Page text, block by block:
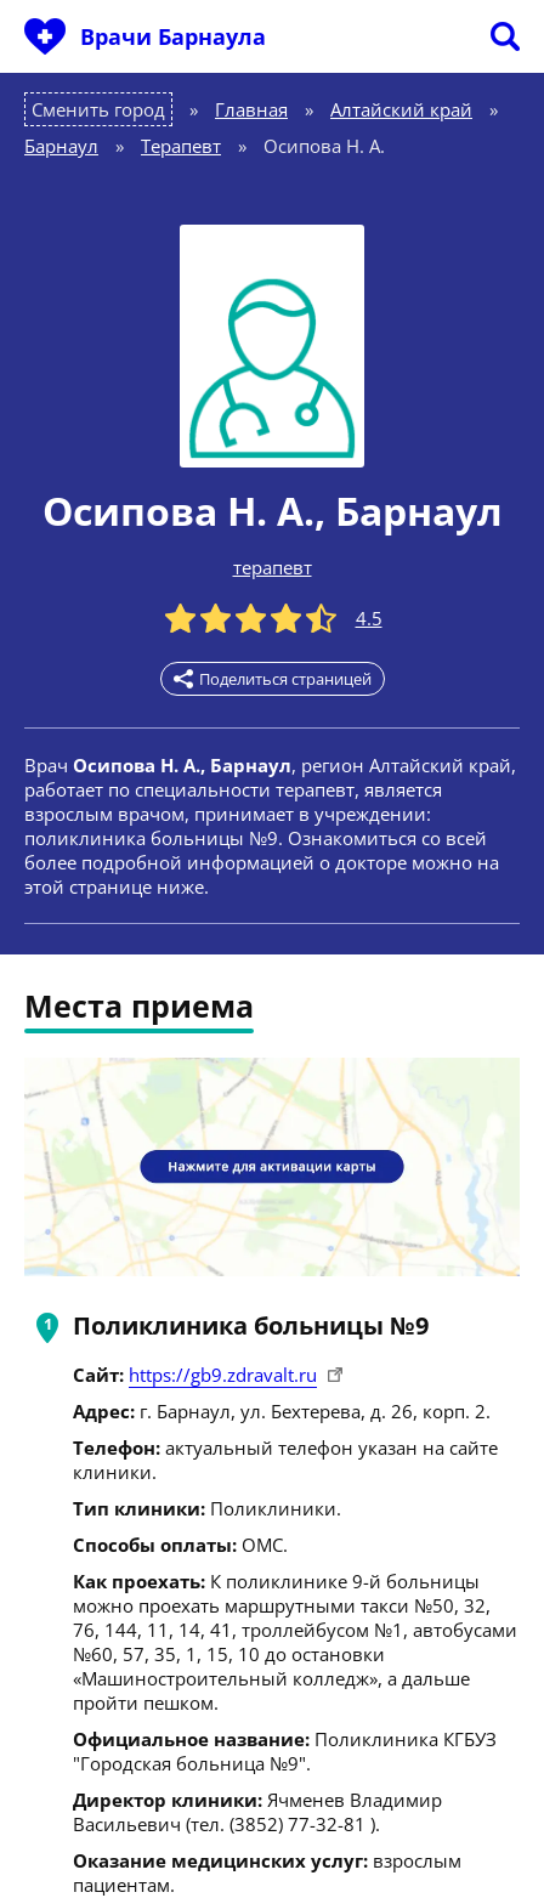
Врачи Барнаула
Сменить город Главная » Алтайский край
»
Барнаул
» Терапевт » Осипова Н. А.
Осипова Н. А., Барнаул
терапевт
4.5
Поделиться страницей
Врач Осипова Н. А., Барнаул, регион Алтайский край,
работает по специальности терапевт, является
взрослым врачом, принимает в учреждении:
поликлиника больницы №9. Ознакомиться со всей
более подробной информацией о докторе можно на
этой странице ниже.
Места приема
Поликлиника больницы №9
Сайт: https://gb9.zdravalt.ru
Адрес: г. Барнаул, ул. Бехтерева, д. 26, корп. 2.
Телефон: актуальный телефон указан на сайте
клиники.
Тип клиники: Поликлиники.
Способы оплаты: ОМС.
Как проехать: К поликлинике 9-й больницы
можно проехать маршрутными такси №50, 32,
76, 144, 11, 14, 41, троллейбусом №1, автобусами
№60, 57, 35, 1, 15, 10 до остановки
«Машиностроительный колледж», а дальше
пройти пешком.
Официальное название: Поликлиника КГБУЗ
"Городская больница №9".
Директор клиники: Ячменев Владимир
Васильевич (тел. (3852) 77-32-81 ).
Оказание медицинских услуг: взрослым
пациентам.